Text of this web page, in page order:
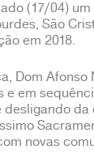
(17/04)
São
em 2018.
Dom
em
novas